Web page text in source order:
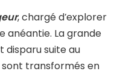
, chargé d’explorer
anéantie. La grande
disparu suite au
sont transformés en